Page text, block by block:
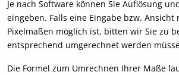
Je nach Software können Sie Auflösung
eingeben. Falls eine Eingabe bzw. Ansicht
Pixelmaßen möglich ist, bitten wir Sie zu
entsprechend umgerechnet werden
Die Formel zum Umrechnen Ihrer Maße